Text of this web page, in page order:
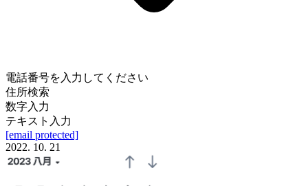
電話番号を入力してください
住所検索
数字入力
テキスト入力
[email protected]
2022. 10. 21